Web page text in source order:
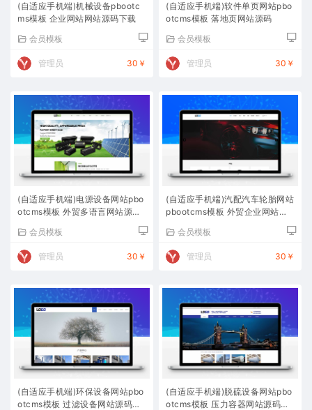
(自适应手机端)机械设备pbootc
ms模板 企业网站网站源码下载
会员模板
管理员 30￥
(自适应手机端)软件单页网站pbo
otcms模板 落地页网站源码
会员模板
管理员 30￥
(自适应手机端)电源设备网站pbo
otcms模板 外贸多语言网站源码
会员模板
管理员 30￥
(自适应手机端)汽配汽车轮胎网站
pbootcms模板 外贸企业网站源
会员模板
管理员 30￥
(自适应手机端)环保设备网站pbo
otcms模板 过滤设备网站源码下
(自适应手机端)脱硫设备网站pbo
otcms模板 压力容器网站源码下